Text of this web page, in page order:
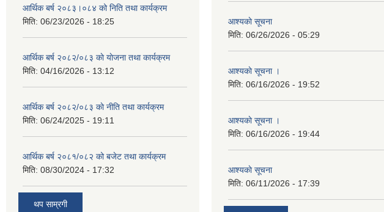
आर्थिक बर्ष २०८३।०८४ को निति तथा कार्यक्रम
मिति: 06/23/2026 - 18:25
आर्थिक बर्ष २०८२/०८३ काे याेजना तथा कार्यक्रम
मिति: 04/16/2026 - 13:12
आर्थिक बर्ष २०८२/०८३ काे नीति तथा कार्यक्रम
मिति: 06/24/2025 - 19:11
आर्थिक बर्ष २०८१/०८२ को बजेट तथा कार्यक्रम
मिति: 08/30/2024 - 17:32
थप साम्रगी
आश्यकाे सूचना
मिति: 06/26/2026 - 05:29
आश्यकाे सूचना ।
मिति: 06/16/2026 - 19:52
आश्यकाे सूचना ।
मिति: 06/16/2026 - 19:44
आश्यकाे सूचना
मिति: 06/11/2026 - 17:39